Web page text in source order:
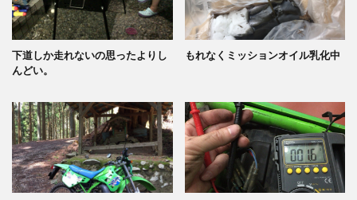
下道しか走れないの思ったよりし
んどい。
もれなくミッションオイル乳化中